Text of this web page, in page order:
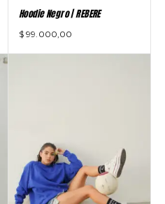
Hoodie Negro | REBERE
$ 99.000,00